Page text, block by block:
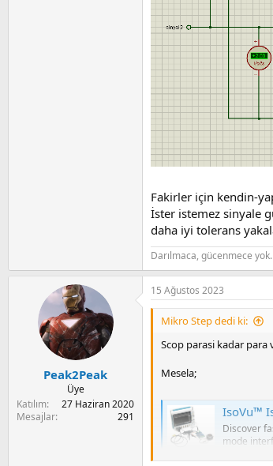
Fakirler için kendin-
İster istemez sinyale
daha iyi tolerans
Darılmaca, gücenmece yok.
Peak2Peak
Üye
Katılım
27 Haziran 2020
Mesajlar
291
15 Ağustos 2023
Mikro Step dedi ki:
Scop parasi kadar
Mesela;
IsoVu™
Discover
mode